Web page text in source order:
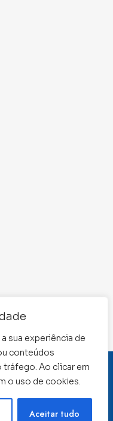
sua experiência de
conteúdos
tráfego. Ao clicar em
o uso de cookies.
Aceitar tudo
11
de Goiás 2022 –
ajuda ?